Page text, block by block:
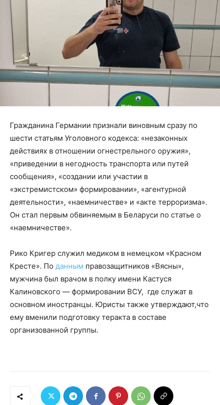
Гражданина Германии признали виновным сразу по
шести статьям Уголовного кодекса: «незаконных
действиях в отношении огнестрельного оружия»,
«приведении в негодность транспорта или путей
сообщения», «создании или участии в
«экстремистском» формировании», «агентурной
деятельности», «наемничестве» и «акте терроризма».
Он стал первым обвиняемым в Беларуси по статье о
«наемничестве».
Рико Кригер служил медиком в немецком «Красном
Кресте». По данным правозащитников «Вясны»,
мужчина был врачом в полку имени Кастуся
Калиновского — формировании ВСУ, где служат в
основном иностранцы. Юристы также утверждают,что
ему вменили подготовку теракта в составе
организованной группы.